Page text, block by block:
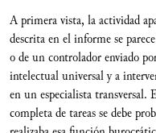
A primera vista, la actividad
descrita en el informe se
o de un controlador enviado
intelectual universal y a
en un especialista
completa de tareas se debe